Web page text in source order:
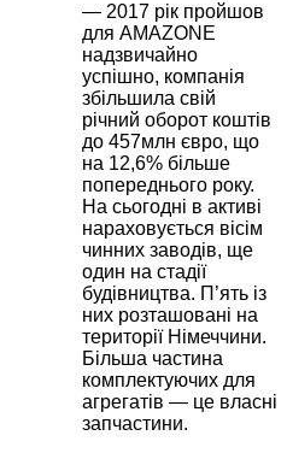
— 2017 рік пройшов
для AMAZONE
надзвичайно
успішно, компанія
збільшила свій
річний оборот коштів
до 457млн євро, що
на 12,6% більше
попереднього року.
На сьогодні в активі
нараховується вісім
чинних заводів, ще
один на стадії
будівництва. П’ять із
них розташовані на
території Німеччини.
Більша частина
комплектуючих для
агрегатів — це власні
запчастини.